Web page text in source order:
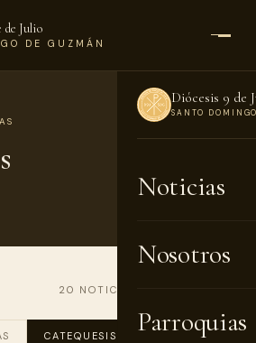
de Julio
DE GUZMÁN
Diócesis 9 de
SANTO
Noticias
Nosotros
Parroquias
20 NOTICIAS · PÁGINA 1 DE 2
CATEQUESIS